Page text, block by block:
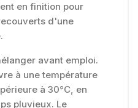
en finition pour
d'une
avant emploi.
à une température
à 30°C, en
pluvieux. Le